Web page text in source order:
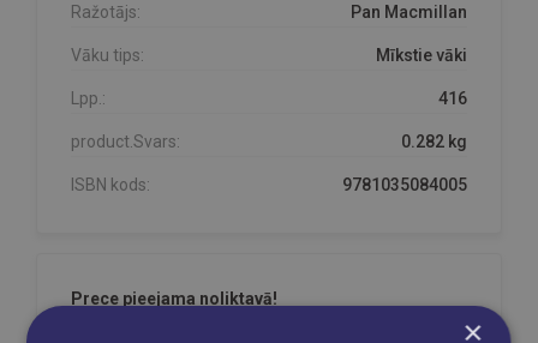
Ražotājs: Pan Macmillan
Vāku tips: Mīkstie vāki
Lpp.: 416
product.Svars: 0.282 kg
ISBN kods: 9781035084005
Prece pieejama noliktavā!
×